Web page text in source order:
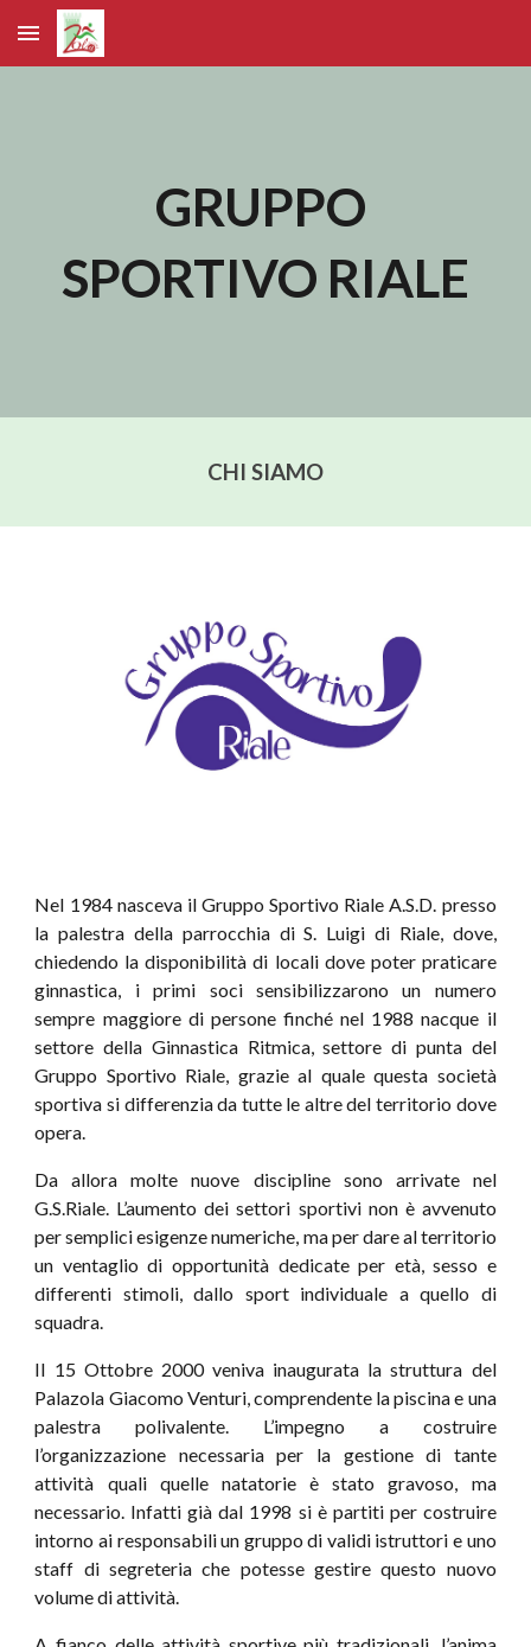
Skip to main content
GRUPPO
SPORTIVO RIALE
CHI SIAMO
Nel 1984 nasceva il Gruppo Sportivo Riale A.S.D. presso
la palestra della parrocchia di S. Luigi di Riale, dove,
chiedendo la disponibilità di locali dove poter praticare
ginnastica, i primi soci sensibilizzarono un numero
sempre maggiore di persone finché nel 1988 nacque il
settore della Ginnastica Ritmica, settore di punta del
Gruppo Sportivo Riale, grazie al quale questa società
sportiva si differenzia da tutte le altre del territorio dove
opera.
Da allora molte nuove discipline sono arrivate nel
G.S.Riale. L’aumento dei settori sportivi non è avvenuto
per semplici esigenze numeriche, ma per dare al territorio
un ventaglio di opportunità dedicate per età, sesso e
differenti stimoli, dallo sport individuale a quello di
squadra.
Il 15 Ottobre 2000 veniva inaugurata la struttura del
Palazola Giacomo Venturi, comprendente la piscina e una
palestra polivalente. L’impegno a costruire
l’organizzazione necessaria per la gestione di tante
attività quali quelle natatorie è stato gravoso, ma
necessario. Infatti già dal 1998 si è partiti per costruire
intorno ai responsabili un gruppo di validi istruttori e uno
staff di segreteria che potesse gestire questo nuovo
volume di attività.